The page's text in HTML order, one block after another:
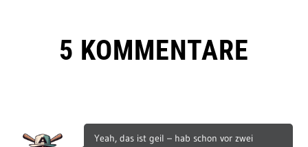
5 KOMMENTARE
Yeah, das ist geil – hab schon vor zwei